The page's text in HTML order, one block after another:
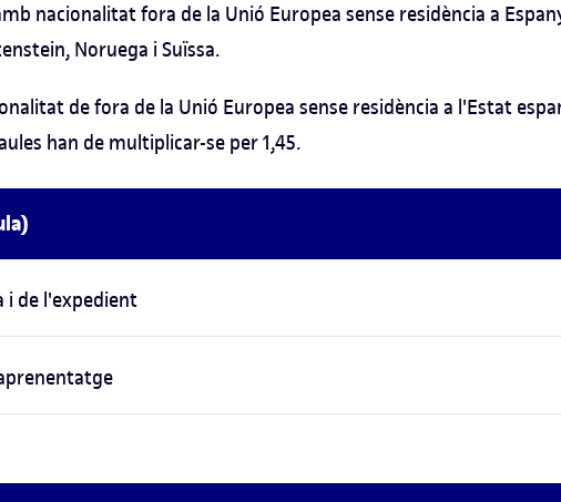
nacionalitat fora de la Unió Europea sense residència a
Noruega i Suïssa.
de fora de la Unió Europea sense residència a l'Estat
han de multiplicar-se per 1,45.
i de l'expedient